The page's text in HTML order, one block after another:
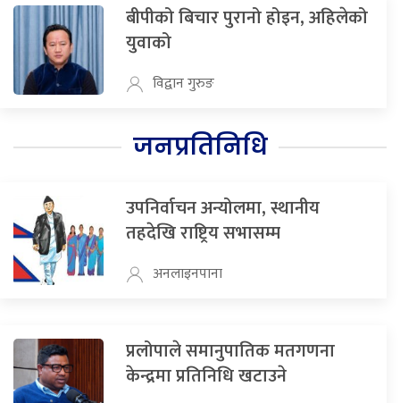
बीपीको बिचार पुरानो होइन, अहिलेको
युवाको
विद्वान गुरुङ
जनप्रतिनिधि
उपनिर्वाचन अन्योलमा, स्थानीय
तहदेखि राष्ट्रिय सभासम्म
अनलाइनपाना
प्रलोपाले समानुपातिक मतगणना
केन्द्रमा प्रतिनिधि खटाउने